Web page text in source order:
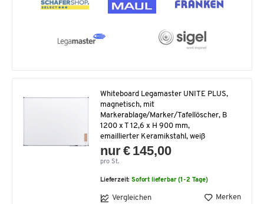
Whiteboard Legamaster UNITE PLUS,
magnetisch, mit
Markerablage/Marker/Tafellöscher, B
1200 x T 12,6 x H 900 mm,
emaillierter Keramikstahl, weiß
nur € 145,00
pro St.
Lieferzeit:Sofort lieferbar (1-2 Tage)
Vergleichen Merken